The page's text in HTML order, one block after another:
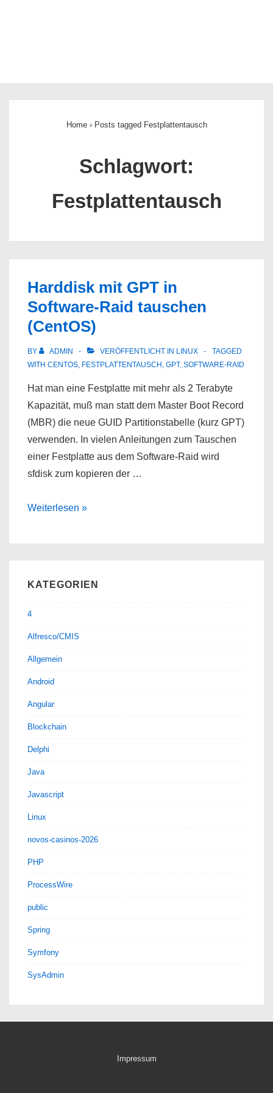
Home › Posts tagged Festplattentausch
Schlagwort:
Festplattentausch
Harddisk mit GPT in
Software-Raid tauschen
(CentOS)
BY ADMIN VERÖFFENTLICHT IN LINUX
TAGGED
WITH CENTOS, FESTPLATTENTAUSCH , GPT, SOFTWARE-RAID
Hat man eine Festplatte mit mehr als 2 Terabyte
Kapazität, muß man statt dem Master Boot Record
(MBR) die neue GUID Partitionstabelle (kurz GPT)
verwenden. In vielen Anleitungen zum Tauschen
einer Festplatte aus dem Software-Raid wird
sfdisk zum kopieren der …
Harddisk
tauschen
Weiterlesen »
KATEGORIEN
4
Alfresco/CMIS
Allgemein
Android
Angular
Blockchain
Delphi
Java
Javascript
Linux
novos-casinos-2026
PHP
ProcessWire
public
Spring
Symfony
SysAdmin
Impressum